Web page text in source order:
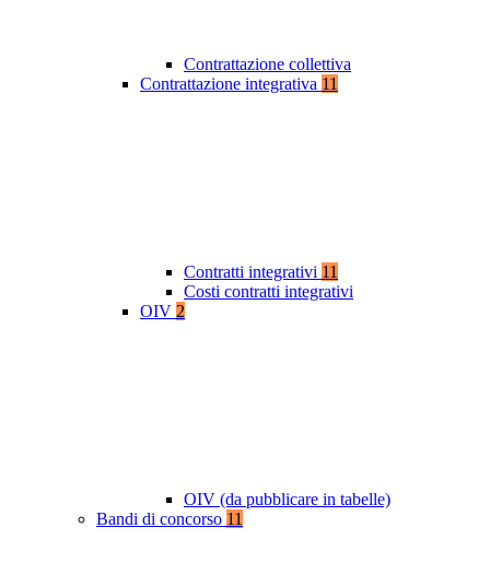
Contrattazione collettiva
Contrattazione integrativa 11
Contratti integrativi 11
Costi contratti integrativi
OIV 2
OIV (da pubblicare in tabelle)
Bandi di concorso 11